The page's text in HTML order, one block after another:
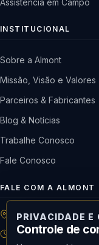
INSTITUCIONAL
Sobre a Almont
Missão, Visão e Valores
Parceiros & Fabricantes
Blog & Notícias
Trabalhe Conosco
Fale Conosco
FALE COM A ALMONT
R: Horácio de
08h às 18h | Seg. a
PRIVACIDADE E
Controle de